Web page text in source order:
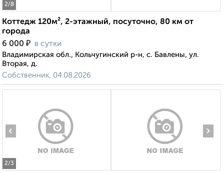
2/8
Коттедж 120м², 2-этажный, посуточно, 80 км от
города
6 000 ₽ в сутки
Владимирская обл., Кольчугинский р-н, с. Бавлены, ул.
Вторая, д.
Собственник, 04.08.2026
2/3
‹ ›